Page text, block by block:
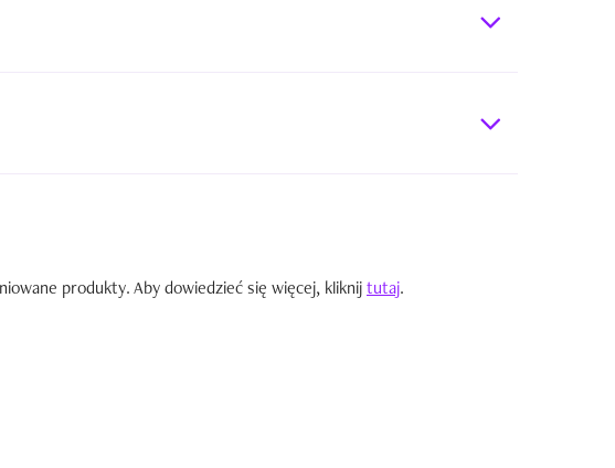
produkty. Aby dowiedzieć się więcej, kliknijtutaj.